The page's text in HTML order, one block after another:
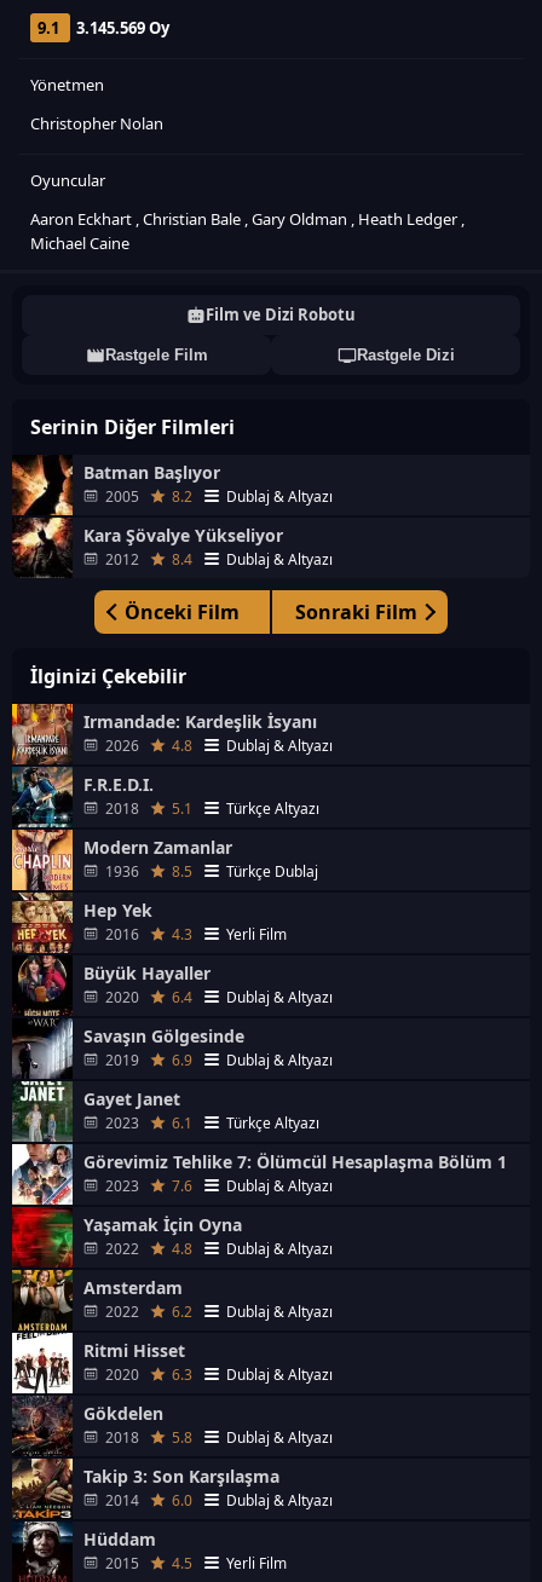
9.1
3.145.569 Oy
Yönetmen
Christopher Nolan
Oyuncular
Aaron Eckhart ,Christian Bale ,Gary Oldman , Heath Ledger ,
Michael Caine
Film ve Dizi Robotu
Rastgele Film Rastgele Dizi
Serinin Diğer Filmleri
Batman Başlıyor
2005 8.2 Dublaj & Altyazı
Kara Şövalye Yükseliyor
2012 8.4 Dublaj & Altyazı
Önceki Film Sonraki Film
İlginizi Çekebilir
Irmandade: Kardeşlik İsyanı
2026 4.8 Dublaj & Altyazı
F.R.E.D.I.
2018 5.1 Türkçe Altyazı
Modern Zamanlar
1936 8.5 Türkçe Dublaj
Hep Yek
2016 4.3 Yerli Film
Büyük Hayaller
2020 6.4 Dublaj & Altyazı
Savaşın Gölgesinde
2019 6.9 Dublaj & Altyazı
Gayet Janet
2023 6.1 Türkçe Altyazı
Görevimiz Tehlike 7: Ölümcül Hesaplaşma Bölüm 1
2023 7.6 Dublaj & Altyazı
Yaşamak İçin Oyna
2022 4.8 Dublaj & Altyazı
Amsterdam
2022 6.2 Dublaj & Altyazı
Ritmi Hisset
2020 6.3 Dublaj & Altyazı
Gökdelen
2018 5.8 Dublaj & Altyazı
Takip 3: Son Karşılaşma
2014 6.0 Dublaj & Altyazı
Hüddam
2015 4.5 Yerli Film